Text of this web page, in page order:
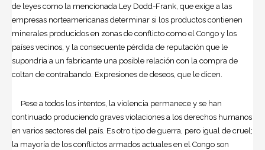
de leyes como la mencionada Ley Dodd-Frank, que exige a las
empresas norteamericanas determinar si los productos contienen
minerales producidos en zonas de conflicto como el Congo y los
países vecinos, y la consecuente pérdida de reputación que le
supondría a un fabricante una posible relación con la compra de
coltan de contrabando. Expresiones de deseos, que le dicen.
Pese a todos los intentos, la violencia permanece y se han
continuado produciendo graves violaciones a los derechos humanos
en varios sectores del país. Es otro tipo de guerra, pero igual de cruel;
la mayoría de los conflictos armados actuales en el Congo son